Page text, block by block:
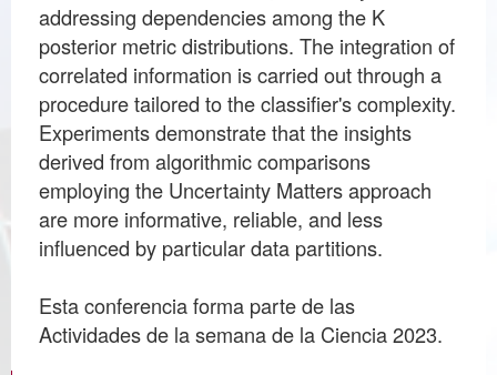
addressing dependencies among the K
posterior metric distributions. The integration of
correlated information is carried out through a
procedure tailored to the classifier's complexity.
Experiments demonstrate that the insights
derived from algorithmic comparisons
employing the Uncertainty Matters approach
are more informative, reliable, and less
influenced by particular data partitions.
Esta conferencia forma parte de las
Actividades de la semana de la Ciencia 2023.